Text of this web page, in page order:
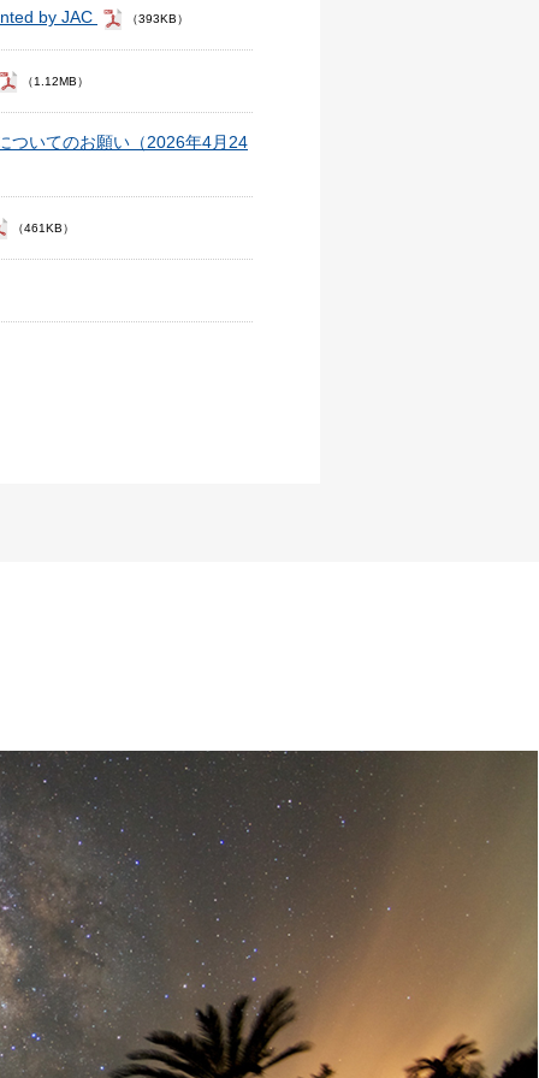
by JAC （393KB）
（1.12MB）
ついてのお願い（2026年4月24
（461KB）